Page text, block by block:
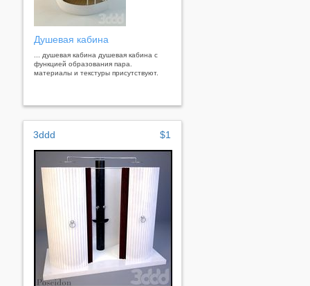
Душевая кабина
... душевая кабина душевая кабина с
функцией образования пара.
материалы и текстуры присутствуют.
3ddd $1